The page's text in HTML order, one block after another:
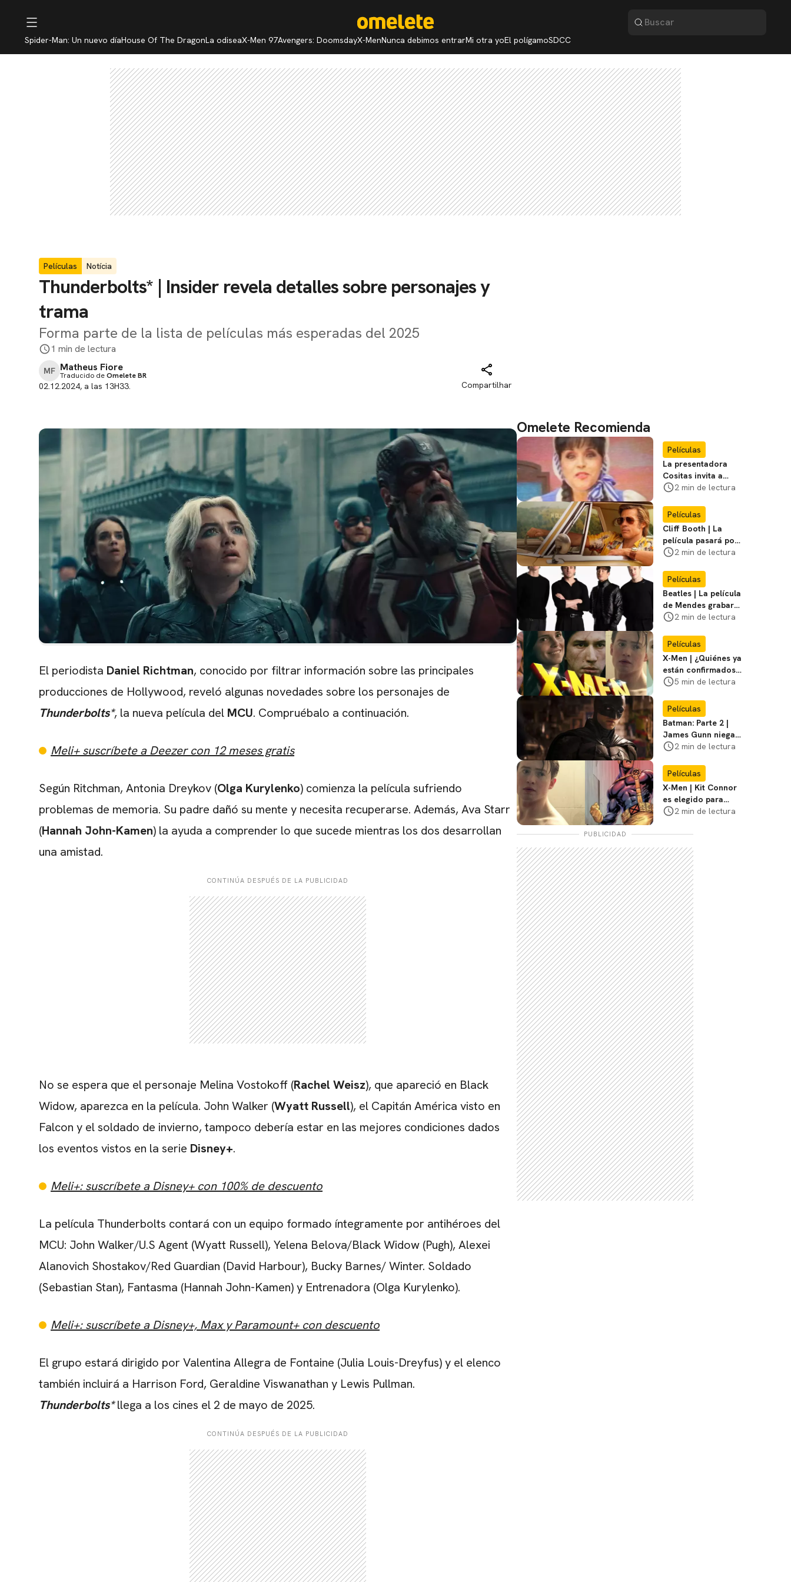
Spider-Man: Un nuevo díaHouse Of The DragonLa odiseaX-Men 97Avengers: DoomsdayX-MenNunca debimos entrarMi otra yoEl polígamoSDCC
Películas Notícia
Thunderbolts* | Insider revela detalles sobre personajes y
trama
Forma parte de la lista de películas más esperadas del 2025
1 min de lectura
MF Matheus Fiore
Traducido deOmelete BR
02.12.2024, a las 13H33. Compartilhar
El periodista Daniel Richtman, conocido por filtrar información sobre las principales
producciones de Hollywood, reveló algunas novedades sobre los personajes de
Thunderbolts*, la nueva película del MCU. Compruébalo a continuación.
Meli+ suscríbete a Deezer con 12 meses gratis
Según Ritchman, Antonia Dreykov (Olga Kurylenko) comienza la película sufriendo
problemas de memoria. Su padre dañó su mente y necesita recuperarse. Además, Ava Starr
(Hannah John-Kamen) la ayuda a comprender lo que sucede mientras los dos desarrollan
una amistad.
CONTINÚA DESPUÉS DE LA PUBLICIDAD
No se espera que el personaje Melina Vostokoff (Rachel Weisz), que apareció en Black
Widow, aparezca en la película. John Walker (Wyatt Russell), el Capitán América visto en
Falcon y el soldado de invierno, tampoco debería estar en las mejores condiciones dados
los eventos vistos en la serie Disney+.
Meli+: suscríbete a Disney+ con 100% de descuento
La película Thunderbolts contará con un equipo formado íntegramente por antihéroes del
MCU: John Walker/U.S Agent (Wyatt Russell), Yelena Belova/Black Widow (Pugh), Alexei
Alanovich Shostakov/Red Guardian (David Harbour), Bucky Barnes/ Winter. Soldado
(Sebastian Stan), Fantasma (Hannah John-Kamen) y Entrenadora (Olga Kurylenko).
Meli+: suscríbete a Disney+, Max y Paramount+ con descuento
El grupo estará dirigido por Valentina Allegra de Fontaine (Julia Louis-Dreyfus) y el elenco
también incluirá a Harrison Ford, Geraldine Viswanathan y Lewis Pullman.
Thunderbolts*llega a los cines el 2 de mayo de 2025.
CONTINÚA DESPUÉS DE LA PUBLICIDAD
Omelete Recomienda
Películas
La presentadora
Cositas invita a
visitar el
Miasma
2 min de lectura
Películas
Cliff Booth | La
película pasará por
nuevas filmaciones
2 min de lectura
Películas
Beatles | La película
de Mendes grabará
escenas en la
2 min de lectura
Películas
X-Men | ¿Quiénes ya
están confirmados
en la película de
favoritos
5 min de lectura
Películas
Batman: Parte 2 |
James Gunn niega
que se filme la parte
2 min de lectura
Películas
X-Men | Kit Connor
es elegido para
interpretar a
película
2 min de lectura
PUBLICIDAD
CARREGANDO PUBLICIDADE